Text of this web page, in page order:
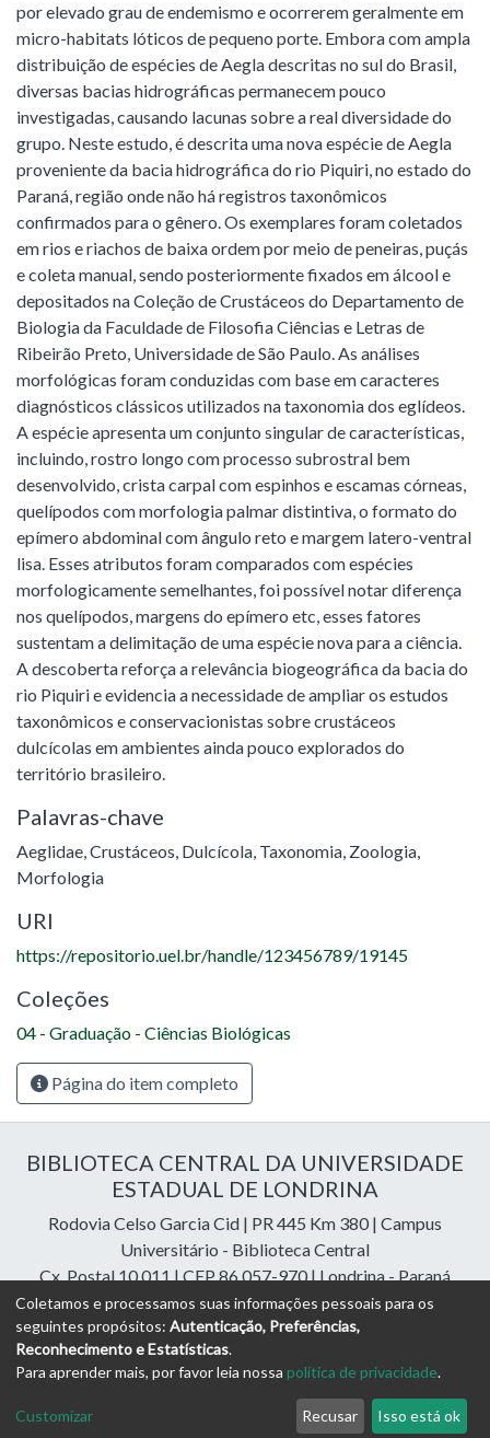
por elevado grau de endemismo e ocorrerem geralmente em
micro-habitats lóticos de pequeno porte. Embora com ampla
distribuição de espécies de Aegla descritas no sul do Brasil,
diversas bacias hidrográficas permanecem pouco
investigadas, causando lacunas sobre a real diversidade do
grupo. Neste estudo, é descrita uma nova espécie de Aegla
proveniente da bacia hidrográfica do rio Piquiri, no estado do
Paraná, região onde não há registros taxonômicos
confirmados para o gênero. Os exemplares foram coletados
em rios e riachos de baixa ordem por meio de peneiras, puçás
e coleta manual, sendo posteriormente fixados em álcool e
depositados na Coleção de Crustáceos do Departamento de
Biologia da Faculdade de Filosofia Ciências e Letras de
Ribeirão Preto, Universidade de São Paulo. As análises
morfológicas foram conduzidas com base em caracteres
diagnósticos clássicos utilizados na taxonomia dos eglídeos.
A espécie apresenta um conjunto singular de características,
incluindo, rostro longo com processo subrostral bem
desenvolvido, crista carpal com espinhos e escamas córneas,
quelípodos com morfologia palmar distintiva, o formato do
epímero abdominal com ângulo reto e margem latero-ventral
lisa. Esses atributos foram comparados com espécies
morfologicamente semelhantes, foi possível notar diferença
nos quelípodos, margens do epímero etc, esses fatores
sustentam a delimitação de uma espécie nova para a ciência.
A descoberta reforça a relevância biogeográfica da bacia do
rio Piquiri e evidencia a necessidade de ampliar os estudos
taxonômicos e conservacionistas sobre crustáceos
dulcícolas em ambientes ainda pouco explorados do
território brasileiro.
Palavras-chave
Aeglidae,Crustáceos, Dulcícola, Taxonomia, Zoologia,
Morfologia
URI
https://repositorio.uel.br/handle/123456789/19145
Coleções
04 - Graduação - Ciências Biológicas
Página do item completo
BIBLIOTECA CENTRAL DA UNIVERSIDADE
ESTADUAL DE LONDRINA
Rodovia Celso Garcia Cid | PR 445 Km 380 | Campus
Universitário - Biblioteca Central
Cx. Postal 10.011 | CEP 86.057-970 | Londrina - Paraná
Contatos: e-mail:riuel@uel.br| fone: 43 3371-4409
DSpace Cloud Softwarecopyright © 2023-2026
Libraries Assessoria e Consultoria
Configurações de
Termos
de Uso
Enviar uma
Sugestão
Coletamos e processamos suas informações pessoais para os
seguintes propósitos: Autenticação, Preferências,
Reconhecimento e Estatísticas.
Para aprender mais, por favor leia nossa política de privacidade.
Customizar Recusar Isso está ok